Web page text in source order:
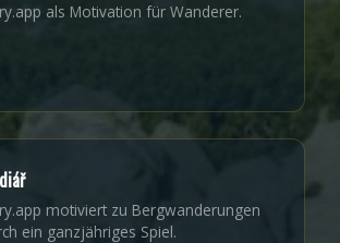
als Motivation für Wanderer.
motiviert zu Bergwanderungen
ein ganzjähriges Spiel.